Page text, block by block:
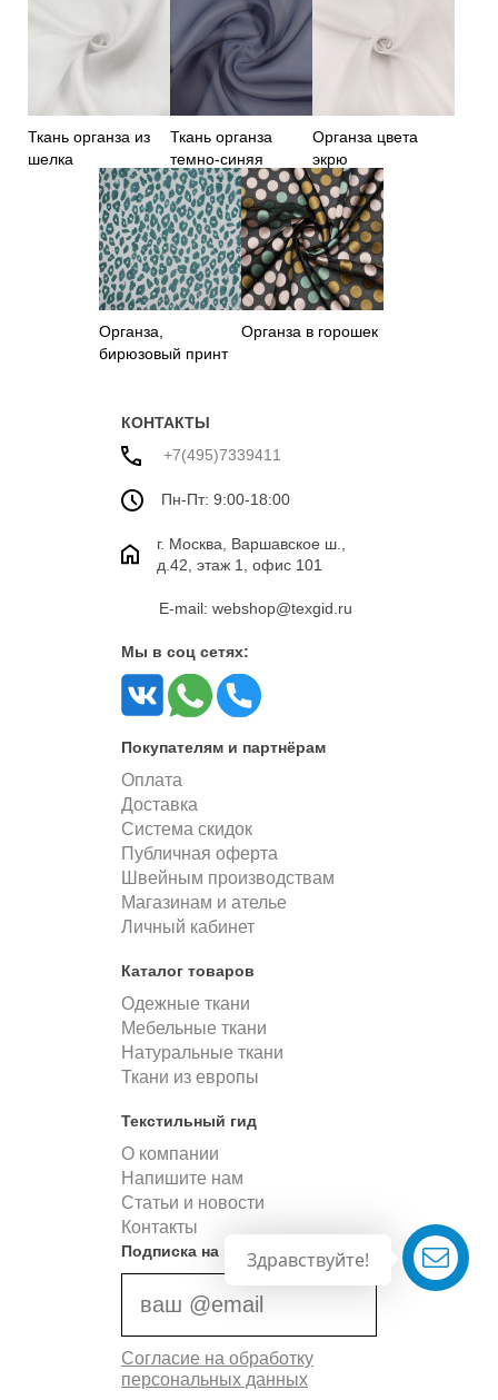
Здравствуйте!
Ткань органза из
шелка
Ткань органза
темно-синяя
Органза цвета
экрю
Органза,
бирюзовый принт
Органза в горошек
КОНТАКТЫ
+7(495)7339411
Пн-Пт: 9:00-18:00
г. Москва, Варшавское ш.,
д.42, этаж 1, офис 101
E-mail: webshop@texgid.ru
Мы в соц сетях:
Покупателям и партнёрам
Оплата
Доставка
Система скидок
Публичная оферта
Швейным производствам
Магазинам и ателье
Личный кабинет
Каталог товаров
Одежные ткани
Мебельные ткани
Натуральные ткани
Ткани из европы
Текстильный гид
О компании
Напишите нам
Статьи и новости
Контакты
Подписка на новости
Согласие на обработку
персональных данных